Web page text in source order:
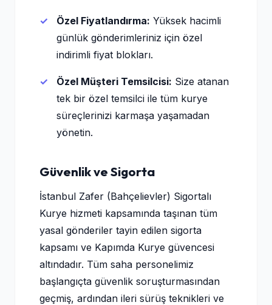
Özel Fiyatlandırma: Yüksek hacimli
günlük gönderimleriniz için özel
indirimli fiyat blokları.
Özel Müşteri Temsilcisi: Size atanan
tek bir özel temsilci ile tüm kurye
süreçlerinizi karmaşa yaşamadan
yönetin.
Güvenlik ve Sigorta
İstanbul Zafer (Bahçelievler) Sigortalı
Kurye hizmeti kapsamında taşınan tüm
yasal gönderiler tayin edilen sigorta
kapsamı ve Kapımda Kurye güvencesi
altındadır. Tüm saha personelimiz
başlangıçta güvenlik soruşturmasından
geçmiş, ardından ileri sürüş teknikleri ve